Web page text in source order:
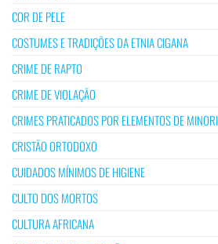
COR DE PELE
COSTUMES E TRADIÇÕES DA ETNIA CIGANA
CRIME DE RAPTO
CRIME DE VIOLAÇÃO
CRIMES PRATICADOS POR ELEMENTOS DE
CRISTÃO ORTODOXO
CUIDADOS MÍNIMOS DE HIGIENE
CULTO DOS MORTOS
CULTURA AFRICANA